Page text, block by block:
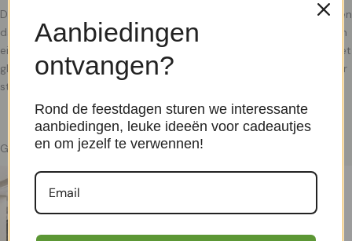
De Luxe Lite-collectie is samengesteld met aandacht voor detail en
dat is te zien aan de prachtige afwerking. Elke plantenbak heeft zijn
eigen unieke uitstraling. De plantenbakken zijn gemaakt van een met
glasvezelversterkte kunststof of fiberclay. Deze materialen zijn zeer
sterk en tegelijkertijd licht van gewicht.
Gerelateerde producten
Aanbiedingen
ontvangen?
Rond de feestdagen sturen we interessante
aanbiedingen, leuke ideeën voor cadeautjes
en om jezelf te verwennen!